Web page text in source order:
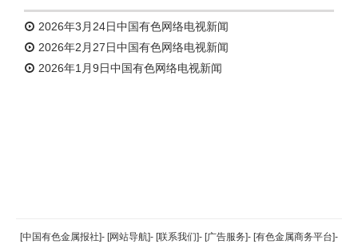
2026年3月24日中国有色网络电视新闻
2026年2月27日中国有色网络电视新闻
2026年1月9日中国有色网络电视新闻
返回顶部
[中国有色金属报社]- [网站导航]- [联系我们]- [广告服务]- [有色金属商务平台]-